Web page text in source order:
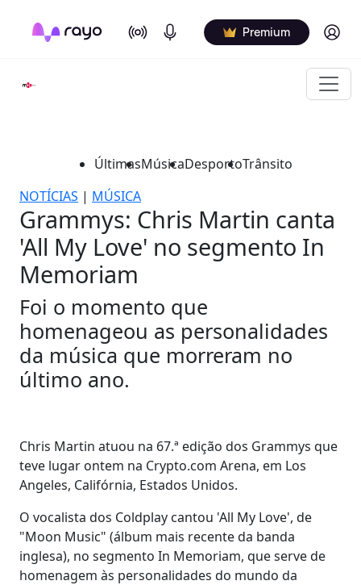
On Air Podcasts Premium Log in
ÚltimasMúsicaDesportoTrânsito
NOTÍCIAS | MÚSICA
Grammys: Chris Martin canta
'All My Love' no segmento In
Memoriam
Foi o momento que
homenageou as personalidades
da música que morreram no
último ano.
Chris Martin atuou na 67.ª edição dos Grammys que
teve lugar ontem na Crypto.com Arena, em Los
Angeles, Califórnia, Estados Unidos.
O vocalista dos Coldplay cantou 'All My Love', de
"Moon Music" (álbum mais recente da banda
inglesa), no segmento In Memoriam, que serve de
homenagem às personalidades do mundo da